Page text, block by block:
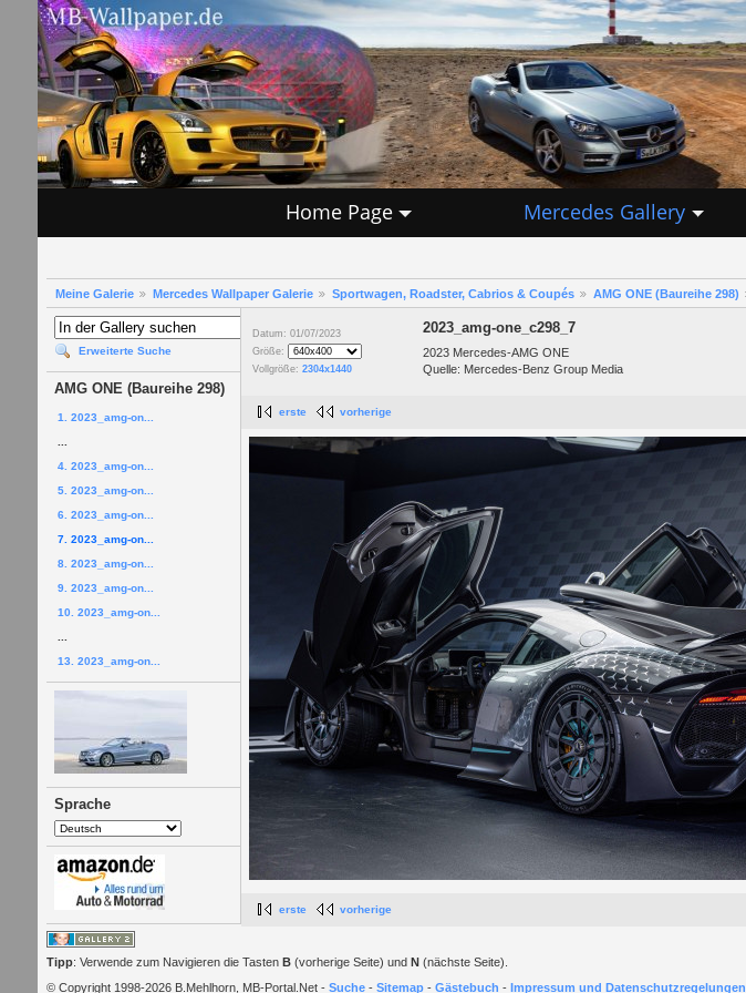
Home Page Mercedes Gallery
Meine Galerie Mercedes Wallpaper Galerie Sportwagen, Roadster, Cabrios & Coupés AMG ONE (Baureihe 298)
Erweiterte Suche
AMG ONE (Baureihe 298)
1. 2023_amg-on...
4. 2023_amg-on...
5. 2023_amg-on...
6. 2023_amg-on...
7. 2023_amg-on...
8. 2023_amg-on...
9. 2023_amg-on...
10. 2023_amg-on...
13. 2023_amg-on...
Sprache
Datum: 01/07/2023
Größe:
Vollgröße: 2304x1440
2023_amg-one_c298_7
2023 Mercedes-AMG ONE
Quelle: Mercedes-Benz Group Media
erste vorherige
erste vorherige
Tipp: Verwende zum Navigieren die Tasten B(vorherige Seite) und N(nächste Seite).
© Copyright 1998-2026 B.Mehlhorn, MB-Portal.Net - Suche- Sitemap- Gästebuch - Impressum und Datenschutzregelungen